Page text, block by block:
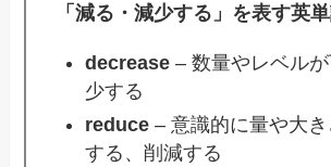
「減る・減少する」を表す英
decrease – 数量やレベル
少する
reduce – 意識的に量や大き
する、削減する